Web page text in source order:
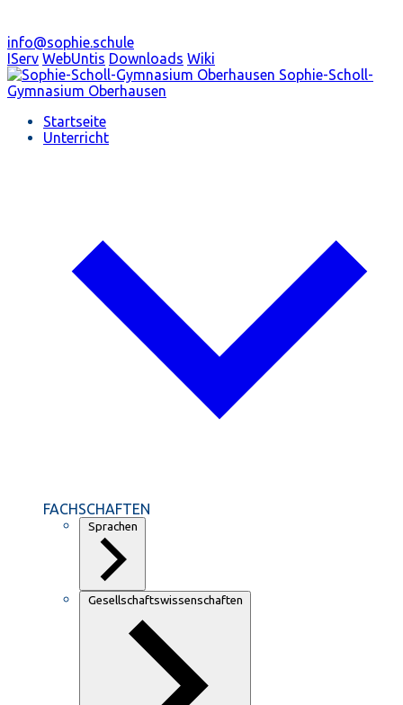
info@sophie.schule
IServ WebUntis Downloads Wiki
Sophie-Scholl-
Gymnasium Oberhausen
Startseite
Unterricht
FACHSCHAFTEN
Sprachen
Gesellschaftswissenschaften